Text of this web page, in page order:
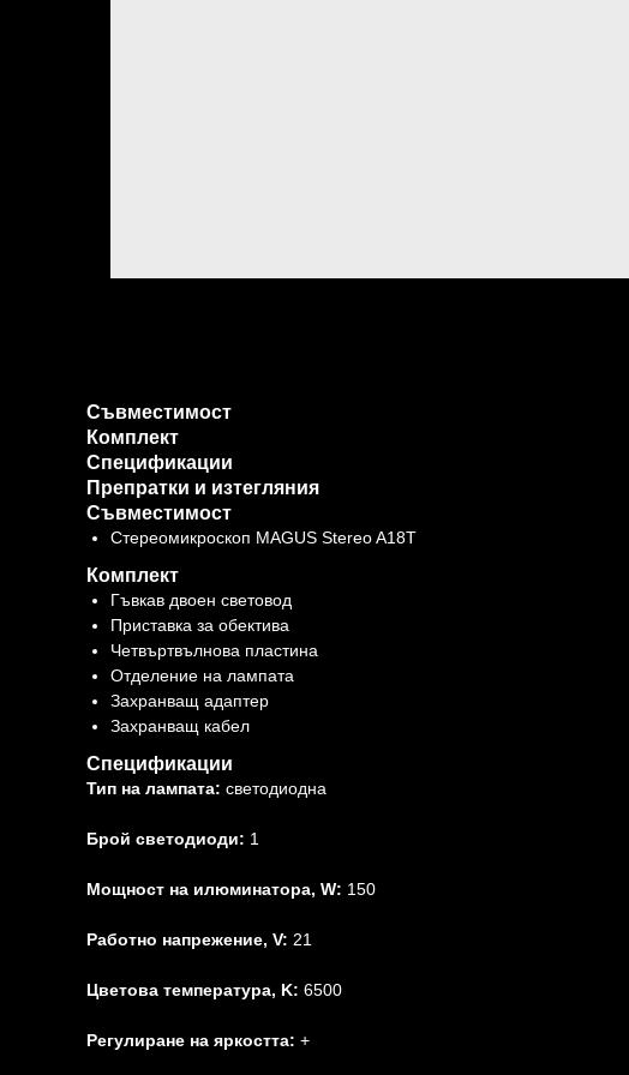
Съвместимост
Комплект
Спецификации
Препратки и изтегляния
Съвместимост
Стереомикроскоп MAGUS Stereo A18T
Комплект
Гъвкав двоен световод
Приставка за обектива
Четвъртвълнова пластина
Отделение на лампата
Захранващ адаптер
Захранващ кабел
Спецификации
Тип на лампата: светодиодна
Брой светодиоди: 1
Мощност на илюминатора, W: 150
Работно напрежение, V: 21
Цветова температура, K: 6500
Регулиране на яркостта: +